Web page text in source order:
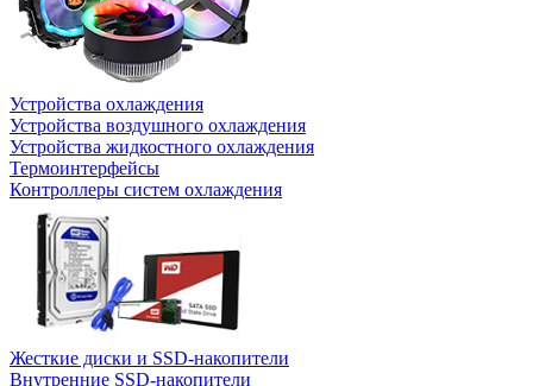
Устройства охлаждения
Устройства воздушного охлаждения
Устройства жидкостного охлаждения
Термоинтерфейсы
Контроллеры систем охлаждения
Жесткие диски и SSD-накопители
Внутренние SSD-накопители